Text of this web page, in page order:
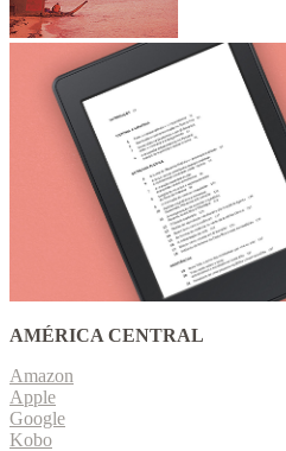
AMÉRICA CENTRAL
Amazon
Apple
Google
Kobo